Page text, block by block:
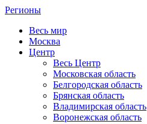
Регионы
Весь мир
Москва
Центр
Весь Центр
Московская область
Белгородская область
Брянская область
Владимирская область
Воронежская область